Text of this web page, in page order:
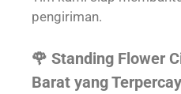
pengiriman.
🌹 Standing Flower
Barat yang